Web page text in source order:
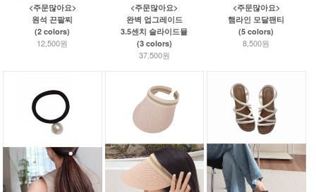
<주문많아요>
원석 끈팔찌
(2 colors)
12,500원
<주문많아요>
완벽 업그레이드
3.5센치 슬라이드뮬
(3 colors)
37,500원
<주문많아요>
햄라인 모달팬티
(5 colors)
8,500원